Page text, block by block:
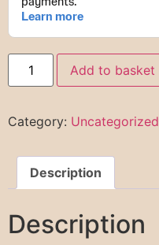
Add to basket
Category: Uncategorized
Description
Description